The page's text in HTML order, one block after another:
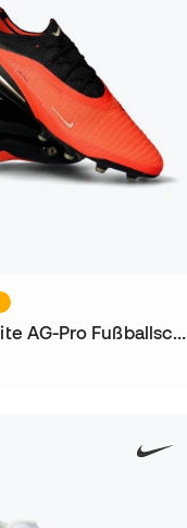
Phantom 6 Low Elite AG-Pro Fußballschuhe